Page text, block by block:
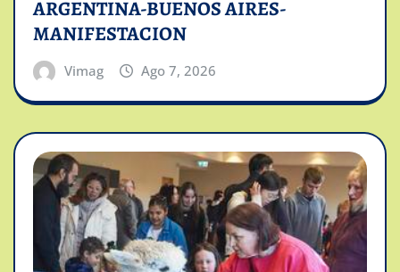
ARGENTINA-BUENOS AIRES-
MANIFESTACION
Vimag Ago 7, 2026